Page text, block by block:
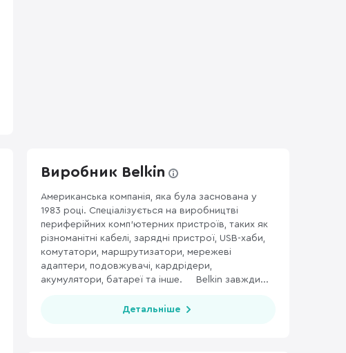
Виробник Belkin
Американська компанія, яка була заснована у
1983 році. Спеціалізується на виробництві
периферійних комп’ютерних пристроїв, таких як
різноманітні кабелі, зарядні пристрої, USB-хаби,
комутатори, маршрутизатори, мережеві
адаптери, подовжувачі, кардрідери,
акумулятори, батареї та інше. Belkin завжди...
Детальніше